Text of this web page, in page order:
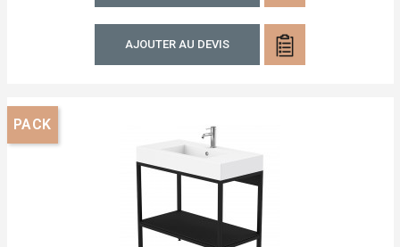
AJOUTER AU DEVIS
PACK